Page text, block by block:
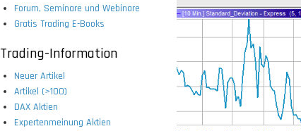
Forum, Seminare und Webinare
Gratis Trading E-Books
Trading-Information
Neuer Artikel
Artikel (>100)
DAX Aktien
Expertenmeinung Aktien